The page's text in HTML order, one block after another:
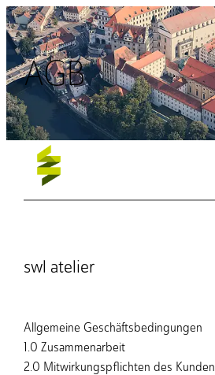
Zum
Inhalt
springen
AGB
swl atelier
Allgemeine Geschäftsbedingungen
1.0 Zusammenarbeit
2.0 Mitwirkungspflichten des Kunden